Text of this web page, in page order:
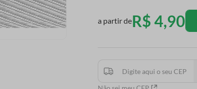
a partir deR$4,90